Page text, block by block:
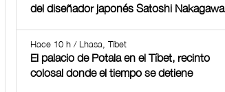
del diseñador japonés Satoshi Nakagawa
Hace 10 h / Lhasa, Tíbet
El palacio de Potala en el Tíbet, recinto
colosal donde el tiempo se detiene